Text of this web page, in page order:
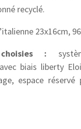
recyclé.
23x16cm,
choisies :
biais liberty
espace réservé